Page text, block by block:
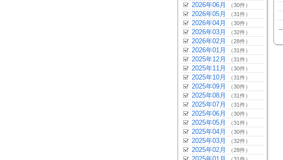
2026年06月 （30件）
2026年05月 （31件）
2026年04月 （30件）
2026年03月 （32件）
2026年02月 （28件）
2026年01月 （31件）
2025年12月 （31件）
2025年11月 （30件）
2025年10月 （31件）
2025年09月 （30件）
2025年08月 （31件）
2025年07月 （31件）
2025年06月 （30件）
2025年05月 （31件）
2025年04月 （30件）
2025年03月 （32件）
2025年02月 （28件）